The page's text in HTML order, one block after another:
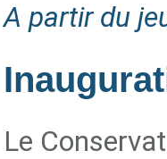
A partir du
Le